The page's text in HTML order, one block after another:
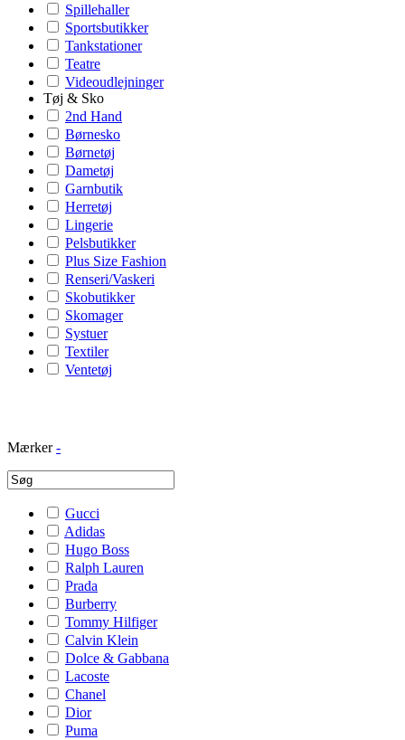
Spillehaller
Sportsbutikker
Tankstationer
Teatre
Videoudlejninger
Tøj & Sko
2nd Hand
Børnesko
Børnetøj
Dametøj
Garnbutik
Herretøj
Lingerie
Pelsbutikker
Plus Size Fashion
Renseri/Vaskeri
Skobutikker
Skomager
Systuer
Textiler
Ventetøj
Mærker -
Gucci
Adidas
Hugo Boss
Ralph Lauren
Prada
Burberry
Tommy Hilfiger
Calvin Klein
Dolce & Gabbana
Lacoste
Chanel
Dior
Puma